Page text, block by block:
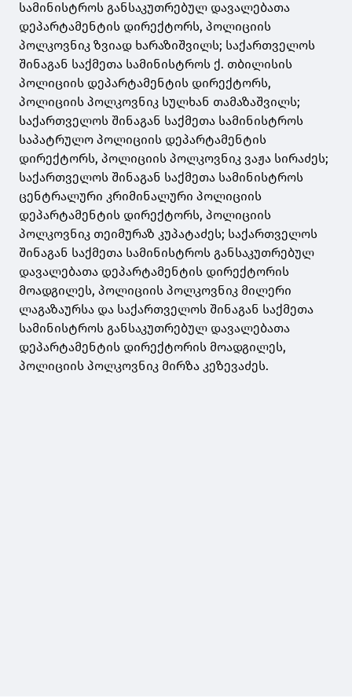
სამინისტროს განსაკუთრებულ დავალებათა
დეპარტამენტის დირექტორს, პოლიციის
პოლკოვნიკ ზვიად ხარაზიშვილს; საქართველოს
შინაგან საქმეთა სამინისტროს ქ. თბილისის
პოლიციის დეპარტამენტის დირექტორს,
პოლიციის პოლკოვნიკ სულხან თამაზაშვილს;
საქართველოს შინაგან საქმეთა სამინისტროს
საპატრულო პოლიციის დეპარტამენტის
დირექტორს, პოლიციის პოლკოვნიკ ვაჟა სირაძეს;
საქართველოს შინაგან საქმეთა სამინისტროს
ცენტრალური კრიმინალური პოლიციის
დეპარტამენტის დირექტორს, პოლიციის
პოლკოვნიკ თეიმურაზ კუპატაძეს; საქართველოს
შინაგან საქმეთა სამინისტროს განსაკუთრებულ
დავალებათა დეპარტამენტის დირექტორის
მოადგილეს, პოლიციის პოლკოვნიკ მილერი
ლაგაზაურსა და საქართველოს შინაგან საქმეთა
სამინისტროს განსაკუთრებულ დავალებათა
დეპარტამენტის დირექტორის მოადგილეს,
პოლიციის პოლკოვნიკ მირზა კეზევაძეს.